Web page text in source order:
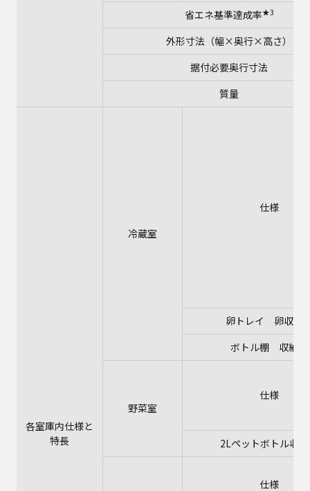
省エネ基準達成率★3
外形寸法（幅×奥行×高さ）
据付必要奥行寸法
質量
各室庫内仕様と
特長
冷蔵室
仕様
卵トレイ 卵収納
ボトル棚 収納数
野菜室
仕様
2Lペットボトル収
仕様